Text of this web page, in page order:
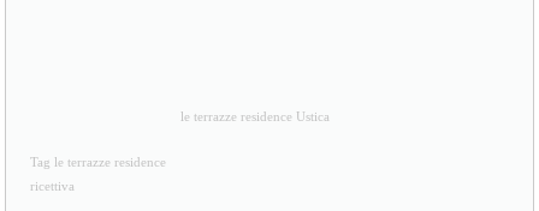
le terrazze residence Ustica
Tag le terrazze residence
ricettiva